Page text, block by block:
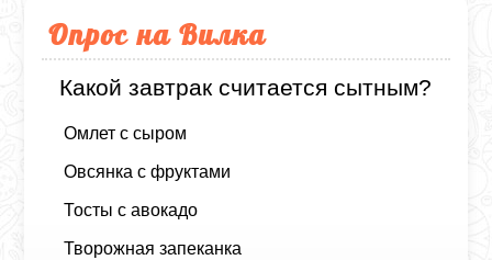
Опрос на Вилка
Какой завтрак считается сытным?
Омлет с сыром
Овсянка с фруктами
Тосты с авокадо
Творожная запеканка